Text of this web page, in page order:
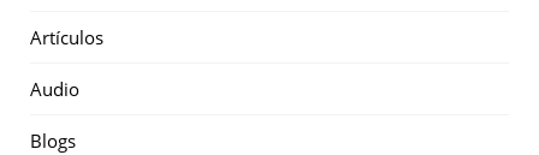
Artículos
Audio
Blogs